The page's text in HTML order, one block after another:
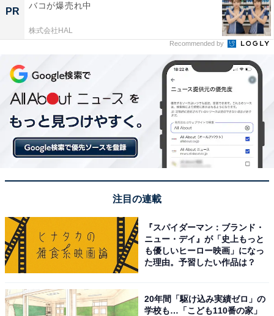
【今日チェックしたい】マキタの人気商品5選
マキタ「CL115FDWI」
マキタ(Makita) 充電式クリーナ（アイボリー）バッテリ
内蔵式 10.8V2Ah 充電器付 CL115FDWI
Amazonで見る
マキタ「CL107FDSHW」
PR
バコが爆売れ中
株式会社HAL
Recommended by
注目の連載
『スパイダーマン：ブランド・
ニュー・デイ』が「史上もっと
も優しいヒーロー映画」になっ
た理由。予習したい作品は？
20年間「駆け込み実績ゼロ」の
学校も…「こども110番の家」